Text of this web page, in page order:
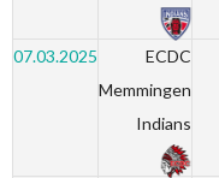
07.03.2025
ECDC
Memmingen
Indians